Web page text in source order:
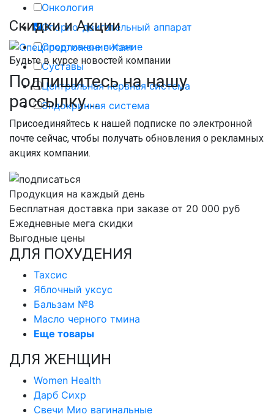
Онкология
Опорно-двигательный аппарат
Спортивное питание
Суставы
Центральная нервная система
Эндокринная система
Скидки и Акции
Будьте в курсе новостей компании
Подпишитесь на нашу
рассылку...
Присоединяйтесь к нашей подписке по электронной
почте сейчас, чтобы получать обновления о рекламных
акциях компании.
Продукция на каждый день
Бесплатная доставка при заказе от 20 000 руб
Ежедневные мега скидки
Выгодные цены
ДЛЯ ПОХУДЕНИЯ
Тахсис
Яблочный уксус
Бальзам №8
Масло черного тмина
Еще товары
ДЛЯ ЖЕНЩИН
Women Health
Дарб Сихр
Свечи Мио вагинальные